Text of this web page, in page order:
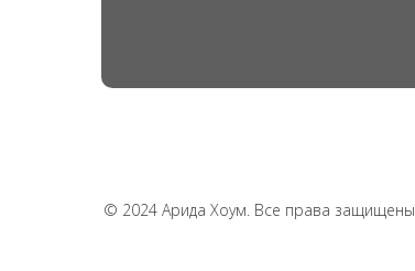
© 2024 Арида Хоум. Все права защищены